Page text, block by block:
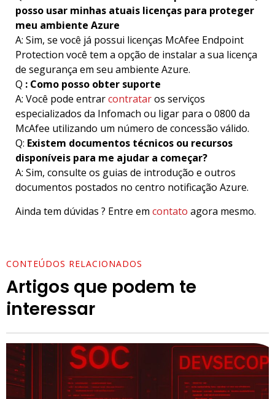
posso usar minhas atuais licenças para proteger
meu ambiente Azure
A: Sim, se você já possui licenças McAfee Endpoint
Protection você tem a opção de instalar a sua licença
de segurança em seu ambiente Azure.
Q : Como posso obter suporte
A: Você pode entrarcontrataros serviços
especializados da Infomach ou ligar para o 0800 da
McAfee utilizando um número de concessão válido.
Q: Existem documentos técnicos ou recursos
disponíveis para me ajudar a começar?
A: Sim, consulte os guias de introdução e outros
documentos postados no centro notificação Azure.
Ainda tem dúvidas ? Entre em contato agora mesmo.
CONTEÚDOS RELACIONADOS
Artigos que podem te
interessar